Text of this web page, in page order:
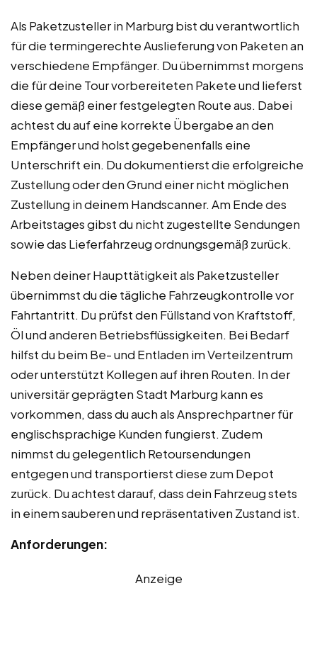
Als Paketzusteller in Marburg bist du verantwortlich
für die termingerechte Auslieferung von Paketen an
verschiedene Empfänger. Du übernimmst morgens
die für deine Tour vorbereiteten Pakete und lieferst
diese gemäß einer festgelegten Route aus. Dabei
achtest du auf eine korrekte Übergabe an den
Empfänger und holst gegebenenfalls eine
Unterschrift ein. Du dokumentierst die erfolgreiche
Zustellung oder den Grund einer nicht möglichen
Zustellung in deinem Handscanner. Am Ende des
Arbeitstages gibst du nicht zugestellte Sendungen
sowie das Lieferfahrzeug ordnungsgemäß zurück.
Neben deiner Haupttätigkeit als Paketzusteller
übernimmst du die tägliche Fahrzeugkontrolle vor
Fahrtantritt. Du prüfst den Füllstand von Kraftstoff,
Öl und anderen Betriebsflüssigkeiten. Bei Bedarf
hilfst du beim Be- und Entladen im Verteilzentrum
oder unterstützt Kollegen auf ihren Routen. In der
universitär geprägten Stadt Marburg kann es
vorkommen, dass du auch als Ansprechpartner für
englischsprachige Kunden fungierst. Zudem
nimmst du gelegentlich Retoursendungen
entgegen und transportierst diese zum Depot
zurück. Du achtest darauf, dass dein Fahrzeug stets
in einem sauberen und repräsentativen Zustand ist.
Anforderungen:
Anzeige